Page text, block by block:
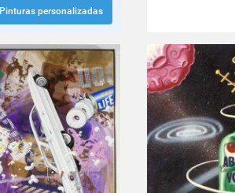
Pinturas personalizadas